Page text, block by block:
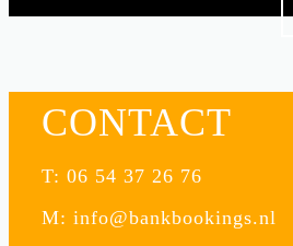
CONTACT
T: 06 54 37 26 76
M: info@bankbookings.nl